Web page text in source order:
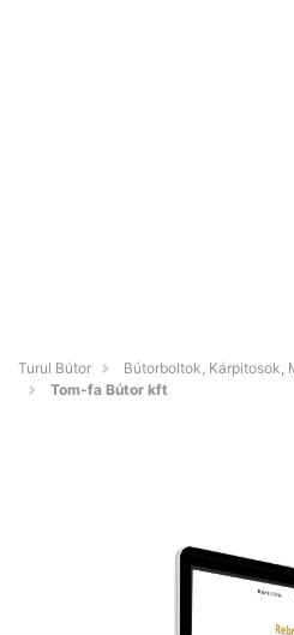
Turul Bútor
Bútorboltok, Kárpitosok,
Tom-fa Bútor kft